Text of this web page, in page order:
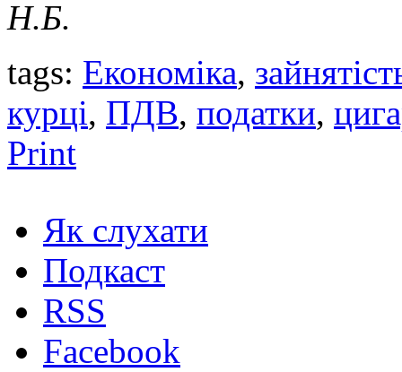
Н.Б.
tags: Економіка,
курці, ПДВ, податки,
Print
Як слухати
Подкаст
RSS
Facebook